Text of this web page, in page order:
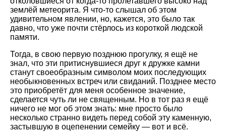
землёй метеорита. Я что-то слышал об этом
удивительном явлении, но, кажется, это было так
давно, что уже почти стёрлось из короткой людской
памяти.
Тогда, в свою первую позднюю прогулку, я ещё не
знал, что эти притиснувшиеся друг к дружке камни
станут своеобразным символом моих последующих
необыкновенных встреч или свиданий. Позднее место
это приобретёт для меня особенное значение,
сделается чуть ли не священным. Но в тот раз я ещё
ничего не мог об этом знать: мне просто было
несколько странно видеть перед собой эту каменную,
застывшую в оцепенении семейку — вот и всё.